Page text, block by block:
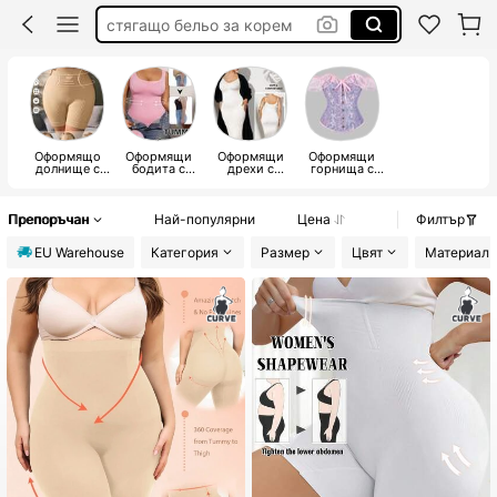
стягащо бельо curve
Оформящо
долнище с
Оформящи
бодита с
Оформящи
дрехи с
Оформящи
горнища с
Препоръчан Най-популярни Цена
Филтър
EU Warehouse
Категория Размер Цвят Материал